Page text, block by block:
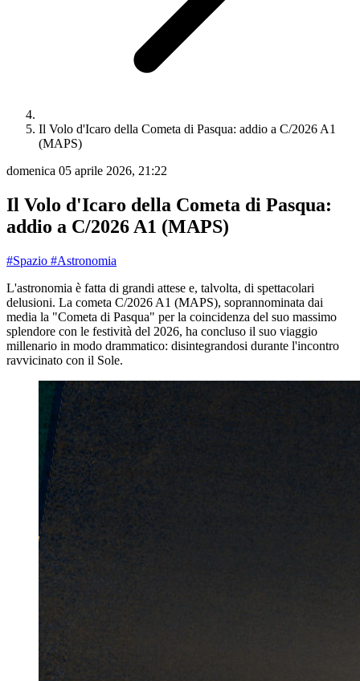
Il Volo d'Icaro della Cometa di Pasqua: addio a C/2026 A1
(MAPS)
domenica 05 aprile 2026, 21:22
Il Volo d'Icaro della Cometa di Pasqua:
addio a C/2026 A1 (MAPS)
#Spazio #Astronomia
L'astronomia è fatta di grandi attese e, talvolta, di spettacolari
delusioni. La cometa C/2026 A1 (MAPS), soprannominata dai
media la "Cometa di Pasqua" per la coincidenza del suo massimo
splendore con le festività del 2026, ha concluso il suo viaggio
millenario in modo drammatico: disintegrandosi durante l'incontro
ravvicinato con il Sole.